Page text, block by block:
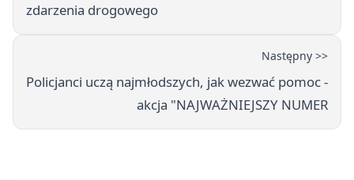
zdarzenia drogowego
Następny >>
Policjanci uczą najmłodszych, jak wezwać pomoc -
akcja "NAJWAŻNIEJSZY NUMER